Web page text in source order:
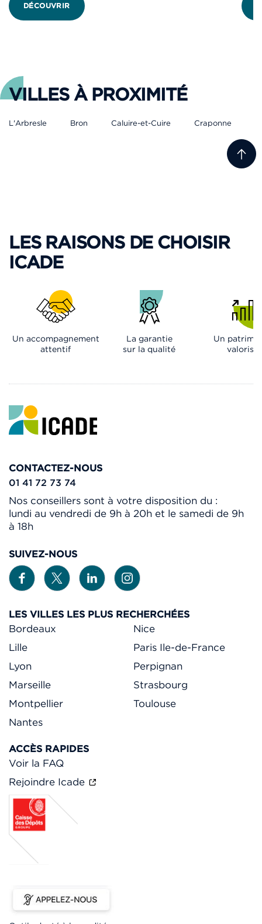
DÉCOUVRIR
VILLES À PROXIMITÉ
L'Arbresle Bron Caluire-et-Cuire Craponne
LES RAISONS DE CHOISIR
ICADE
Un accompagnement
attentif
La garantie
sur la qualité
Un
valorisé
CONTACTEZ-NOUS
01 41 72 73 74
Nos conseillers sont à votre disposition du :
lundi au vendredi de 9h à 20h et le samedi de 9h
à 18h
SUIVEZ-NOUS
LES VILLES LES PLUS RECHERCHÉES
Bordeaux
Lille
Lyon
Marseille
Montpellier
Nantes
Nice
Paris Ile-de-France
Perpignan
Strasbourg
Toulouse
ACCÈS RAPIDES
Voir la FAQ
Rejoindre Icade